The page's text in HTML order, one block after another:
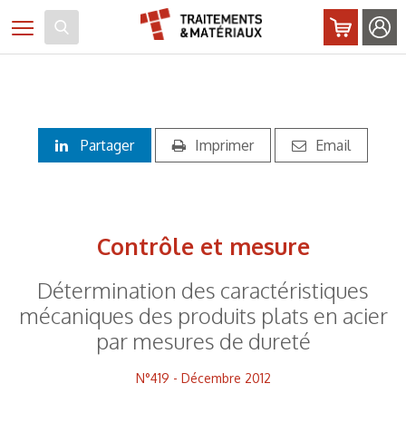
Toggle navigation
Partager Imprimer Email
Contrôle et mesure
Détermination des caractéristiques
mécaniques des produits plats en acier
par mesures de dureté
N°419 - Décembre 2012
Panneau de gestion des cookies